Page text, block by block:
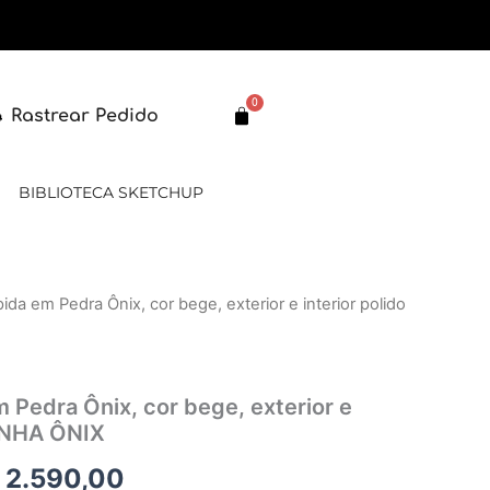
Rastrear Pedido
0
Carrinho
BIBLIOTECA SKETCHUP
em Pedra Ônix, cor bege, exterior e interior polido
Pedra Ônix, cor bege, exterior e
ÔNIX
3.020,00.
2.590,00
O
atual